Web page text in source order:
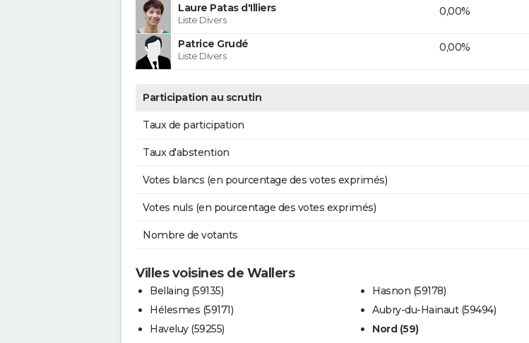
Laure Patas d'Illiers
Liste Divers
0,00%
Patrice Grudé
Liste Divers
0,00%
Participation au scrutin
Taux de participation
Taux d'abstention
Votes blancs (en pourcentage des votes exprimés)
Votes nuls (en pourcentage des votes exprimés)
Nombre de votants
Villes voisines de Wallers
Bellaing (59135)
Hélesmes (59171)
Haveluy (59255)
Hasnon (59178)
Aubry-du-Hainaut (59494)
Nord (59)